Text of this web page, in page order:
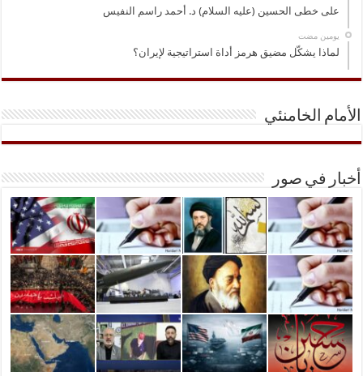
على خطى الحسين (عليه السلام) د. أحمد راسم النفيس
‏يومين مضت
لماذا يشكّل مضيق هرمز أداة استراتيجية لإيران؟
الأمام الخامنئي
أخبار في صور